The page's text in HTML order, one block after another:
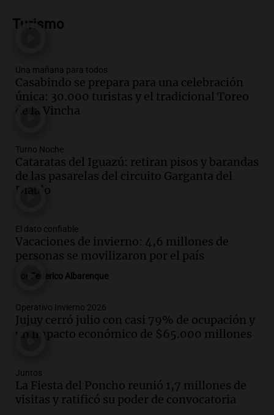
metros del río Suquía y retiraron hasta
Episodios
Audio.La historia de la servilleta que
firmó Jorge Messi para el primer
contrato de Leo con Barcelona
Audio.Joan Gaspart: "Sin Jorge, no sé si
Messi hubiera llegado adonde llegó"
Una mañana para todos
Audio.El orgullo y el sueño argentino de
Jorge Messi en una entrevista con Rony
Vargas en 2007
Una mañana para todos
Audio.El abuelo de Agostina Vega, tras
las nuevas detenciones: "En esa casa
todos tenían algo que ver"
Audio. Una nutricionista derribó el mito
del desayuno ideal: qué alimentos
conviene priorizar
Turismo
Una mañana para todos
Casabindo se prepara para una celebración
única: 30.000 turistas y el tradicional Toreo
de la Vincha
Turno Noche
Cataratas del Iguazú: retiran pisos y barandas
de las pasarelas del circuito Garganta del
Diablo
El dato confiable
Vacaciones de invierno: 4,6 millones de
personas se movilizaron por el país
Federico Albarenque
Operativo Invierno 2026
Jujuy cerró julio con casi 79% de ocupación y
un impacto económico de $65.000 millones
Juntos
La Fiesta del Poncho reunió 1,7 millones de
visitas y ratificó su poder de convocatoria